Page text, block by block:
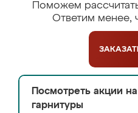
Поможем
Ответим менее,
Посмотреть акции
гарнитуры